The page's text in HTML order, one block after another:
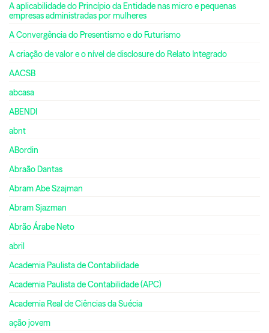
A aplicabilidade do Princípio da Entidade nas micro e pequenas
empresas administradas por mulheres
A Convergência do Presentismo e do Futurismo
A criação de valor e o nível de disclosure do Relato Integrado
AACSB
abcasa
ABENDI
abnt
ABordin
Abraão Dantas
Abram Abe Szajman
Abram Sjazman
Abrão Árabe Neto
abril
Academia Paulista de Contabilidade
Academia Paulista de Contabilidade (APC)
Academia Real de Ciências da Suécia
ação jovem